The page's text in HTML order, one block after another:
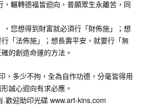
，輾轉德福皆迴向，普願眾生永離苦，同
，您想得到財富就必須行「財佈施」；想
「法佈施」；想長壽平安，就要行「無
的創造命運的方法。
，多少不拘，全為自作功德，分毫皆得用
誠心迴向有求必應。
.歡迎助印光碟 www.art-kins.com